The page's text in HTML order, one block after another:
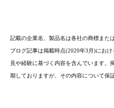
記載の企業名、製品名は各社の商標また
ブログ記事は掲載時点(2020年3月)にお
見や経験に基づく内容を含んでいます。
期しておりますが、その内容について保